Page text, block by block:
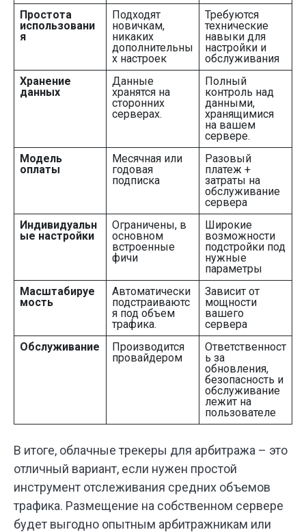
Простота
использовани
я
Подходят
новичкам,
никаких
дополнительны
х настроек
Требуются
технические
навыки для
настройки и
обслуживания
Хранение
данных
Данные
хранятся на
сторонних
серверах.
Полный
контроль над
данными,
хранящимися
на вашем
сервере.
Модель
оплаты
Месячная или
годовая
подписка
Разовый
платеж +
затраты на
обслуживание
сервера
Индивидуальн
ые настройки
Ограничены, в
основном
встроенные
фичи
Широкие
возможности
подстройки под
нужные
параметры
Масштабируе
мость
Автоматически
подстраиваютс
я под объем
трафика.
Зависит от
мощности
вашего
сервера
Обслуживание
Производится
провайдером
Ответственност
ь за
обновления,
безопасность и
обслуживание
лежит на
пользователе
В итоге, облачные трекеры для арбитража – это
отличный вариант, если нужен простой
инструмент отслеживания средних объемов
трафика. Размещение на собственном сервере
будет выгодно опытным арбитражникам или